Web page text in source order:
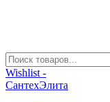
Wishlist -
СантехЭлита